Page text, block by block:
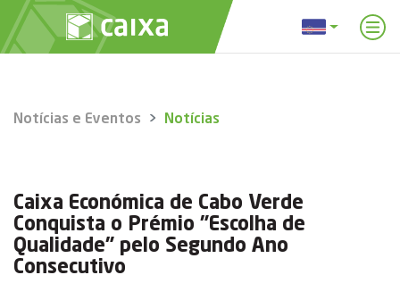
Notícias e Eventos Notícias
Caixa Económica de Cabo Verde
Conquista o Prémio "Escolha de
Qualidade" pelo Segundo Ano
Consecutivo